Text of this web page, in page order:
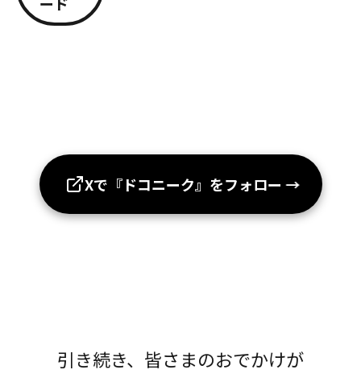
Xで『ドコニーク』をフォロー →
引き続き、皆さまのおでかけが